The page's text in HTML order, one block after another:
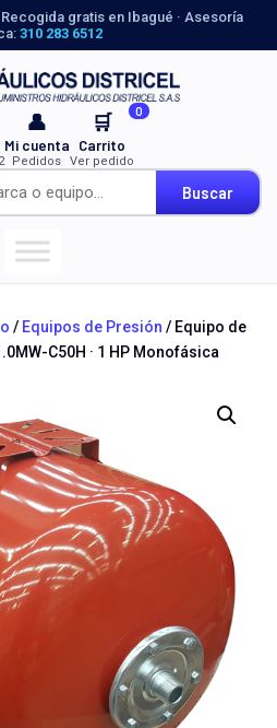
gratis en Ibagué · Asesoría
310 283 6512
Buscar
👤
Mi cuenta
Pedidos
🛒 0
Carrito
Ver pedido
/ Equipos de Presión / Equipo de
C50H · 1 HP Monofásica